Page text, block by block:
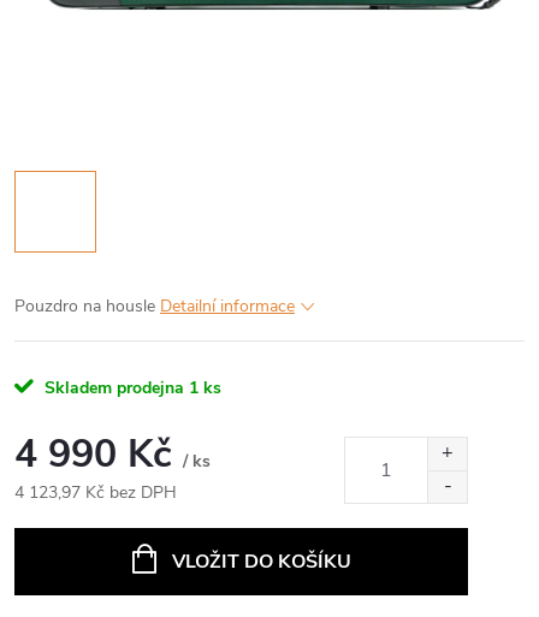
Pouzdro na housle Detailní informace
Skladem prodejna 1 ks
4 990 Kč / ks
4 123,97 Kč bez DPH
VLOŽIT DO KOŠÍKU